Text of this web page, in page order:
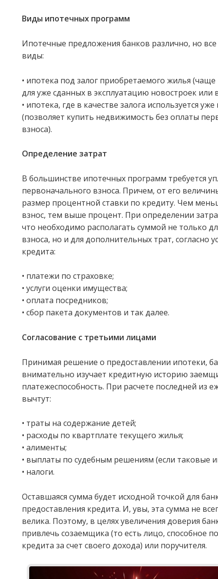
Виды ипотечных программ
Ипотечные предложения банков различно, но все
виды:
• ипотека под залог приобретаемого жилья (чаще
для уже сданных в эксплуатацию новостроек или
• ипотека, где в качестве залога используется
(позволяет купить недвижимость без оплаты
взноса).
Определение затрат
В большинстве ипотечных программ требуется
первоначального взноса. Причем, от его
размер процентной ставки по кредиту. Чем
взнос, тем выше процент. При определении
что необходимо располагать суммой не только
взноса, но и для дополнительных трат, согласно
кредита:
• платежи по страховке;
• услуги оценки имущества;
• оплата посредников;
• сбор пакета документов и так далее.
Согласование с третьими лицами
Принимая решение о предоставлении ипотеки,
внимательно изучает кредитную историю
платежеспособность. При расчете последней из
вычтут:
• траты на содержание детей;
• расходы по квартплате текущего жилья;
• алименты;
• выплаты по судебным решениям (если таковые
• налоги.
Оставшаяся сумма будет исходной точкой для
предоставления кредита. И, увы, эта сумма не
велика. Поэтому, в целях увеличения доверия
привлечь созаемщика (то есть лицо, способное
кредита за счет своего дохода) или поручителя.